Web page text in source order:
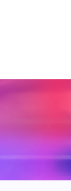
Transport
Lotniczy2